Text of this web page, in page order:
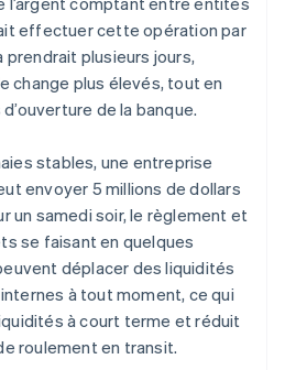
effectuer cette opération par
plusieurs jours,
change plus élevés, tout en
de la banque.
stables, une entreprise
envoyer 5 millions de dollars
un samedi soir, le règlement et
se faisant en quelques
déplacer des liquidités
à tout moment, ce qui
à court terme et réduit
roulement en transit.